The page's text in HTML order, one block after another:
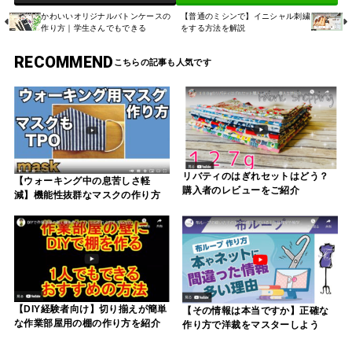
かわいいオリジナルバトンケースの
作り方｜学生さんでもできる
【普通のミシンで】イニシャル刺繍
をする方法を解説
RECOMMEND
【ウォーキング中の息苦しさ軽
減】機能性抜群なマスクの作り方
リバティのはぎれセットはどう？
購入者のレビューをご紹介
【DIY経験者向け】切り揃えが簡単
な作業部屋用の棚の作り方を紹介
【その情報は本当ですか】正確な
作り方で洋裁をマスターしよう